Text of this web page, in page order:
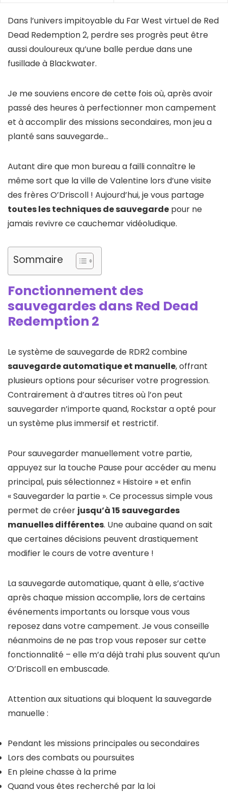
Dans l’univers impitoyable du Far West virtuel de Red
Dead Redemption 2, perdre ses progrès peut être
aussi douloureux qu’une balle perdue dans une
fusillade à Blackwater.
Je me souviens encore de cette fois où, après avoir
passé des heures à perfectionner mon campement
et à accomplir des missions secondaires, mon jeu a
planté sans sauvegarde…
Autant dire que mon bureau a failli connaître le
même sort que la ville de Valentine lors d’une visite
des frères O’Driscoll ! Aujourd’hui, je vous partage
toutes les techniques de sauvegarde pour ne
jamais revivre ce cauchemar vidéoludique.
Sommaire
Fonctionnement des
sauvegardes dans Red Dead
Redemption 2
Le système de sauvegarde de RDR2 combine
sauvegarde automatique et manuelle, offrant
plusieurs options pour sécuriser votre progression.
Contrairement à d’autres titres où l’on peut
sauvegarder n’importe quand, Rockstar a opté pour
un système plus immersif et restrictif.
Pour sauvegarder manuellement votre partie,
appuyez sur la touche Pause pour accéder au menu
principal, puis sélectionnez « Histoire » et enfin
« Sauvegarder la partie ». Ce processus simple vous
permet de créer jusqu’à 15 sauvegardes
manuelles différentes. Une aubaine quand on sait
que certaines décisions peuvent drastiquement
modifier le cours de votre aventure !
La sauvegarde automatique, quant à elle, s’active
après chaque mission accomplie, lors de certains
événements importants ou lorsque vous vous
reposez dans votre campement. Je vous conseille
néanmoins de ne pas trop vous reposer sur cette
fonctionnalité – elle m’a déjà trahi plus souvent qu’un
O’Driscoll en embuscade.
Attention aux situations qui bloquent la sauvegarde
manuelle :
Pendant les missions principales ou secondaires
Lors des combats ou poursuites
En pleine chasse à la prime
Quand vous êtes recherché par la loi